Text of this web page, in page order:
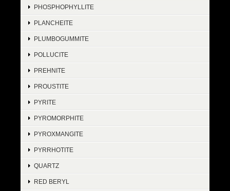
PHOSPHOPHYLLITE
PLANCHEITE
PLUMBOGUMMITE
POLLUCITE
PREHNITE
PROUSTITE
PYRITE
PYROMORPHITE
PYROXMANGITE
PYRRHOTITE
QUARTZ
RED BERYL